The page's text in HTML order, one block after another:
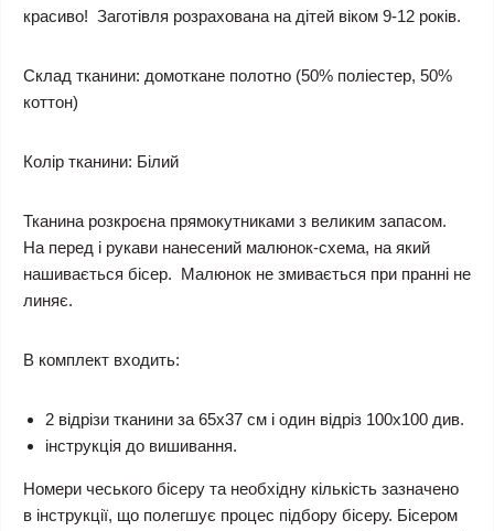
красиво! Заготівля розрахована на дітей віком 9-12 років.
Склад тканини: домоткане полотно (50% поліестер, 50%
коттон)
Колір тканини: Білий
Тканина розкроєна прямокутниками з великим запасом.
На перед і рукави нанесений малюнок-схема, на який
нашивається бісер. Малюнок не змивається при пранні не
линяє.
В комплект входить:
2 відрізи тканини за 65х37 см і один відріз 100х100 див.
інструкція до вишивання.
Номери чеського бісеру та необхідну кількість зазначено
в інструкції, що полегшує процес підбору бісеру. Бісером